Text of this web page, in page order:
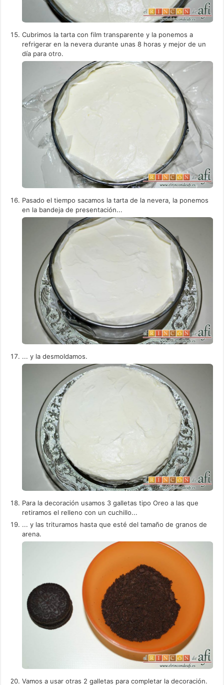
Cubrimos la tarta con film transparente y la ponemos a
refrigerar en la nevera durante unas 8 horas y mejor de un
día para otro.
Pasado el tiempo sacamos la tarta de la nevera, la ponemos
en la bandeja de presentación...
... y la desmoldamos.
Para la decoración usamos 3 galletas tipo Oreo a las que
retiramos el relleno con un cuchillo...
... y las trituramos hasta que esté del tamaño de granos de
arena.
Vamos a usar otras 2 galletas para completar la decoración.